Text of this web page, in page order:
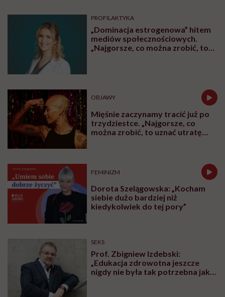
PROFILAKTYKA
„Dominacja estrogenowa” hitem
mediów społecznościowych.
„Najgorsze, co można zrobić, to
OBJAWY
Mięśnie zaczynamy tracić już po
trzydziestce. „Najgorsze, co
można zrobić, to uznać utratę
FEMINIZM
Dorota Szelągowska: „Kocham
siebie dużo bardziej niż
kiedykolwiek do tej pory”
SEKS
Prof. Zbigniew Izdebski:
„Edukacja zdrowotna jeszcze
nigdy nie była tak potrzebna jak